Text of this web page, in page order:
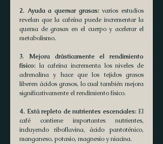
2. Ayuda a quemar grasas: varios estudios
revelan que la cafeína puede incrementar la
quema de grasas en el cuerpo y acelerar el
metabolismo.
3. Mejora drásticamente el rendimiento
físico: la cafeína incrementa los niveles de
adrenalina y hace que los tejidos grasos
liberen ácidos grasos, lo cual también mejora
significativamente el rendimiento físico.
4. Está repleto de nutrientes escenciales: El
café contiene importantes nutrientes,
incluyendo riboflavina, ácido pantoténico,
manganeso, potasio, magnesio y niacina.